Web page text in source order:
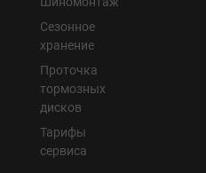
Сезонное
хранение
Проточка
тормозных
дисков
Тарифы
сервиса